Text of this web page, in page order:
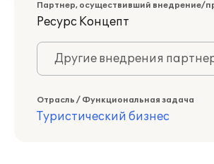
Партнер, осуществивший внедрение/
Ресурс Концепт
Другие внедрения
Отрасль / Функциональная задача
Туристический бизнес